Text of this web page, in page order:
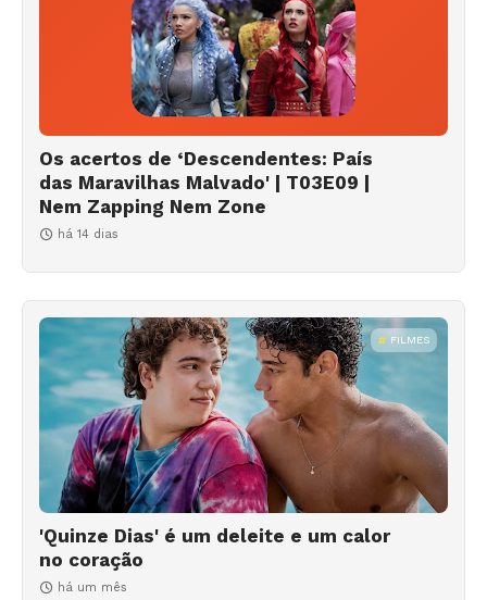
Os acertos de ‘Descendentes: País
das Maravilhas Malvado' | T03E09 |
Nem Zapping Nem Zone
há 14 dias
FILMES
'Quinze Dias' é um deleite e um calor
no coração
há um mês